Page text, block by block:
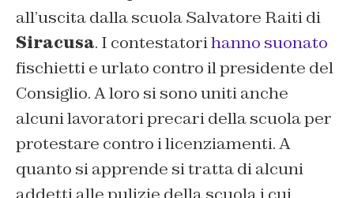
all’uscita dalla scuola Salvatore Raiti di
Siracusa. I contestatorihanno suonato
fischietti e urlato contro il presidente del
Consiglio. A loro si sono uniti anche
alcuni lavoratori precari della scuola per
protestare contro i licenziamenti. A
quanto si apprende si tratta di alcuni